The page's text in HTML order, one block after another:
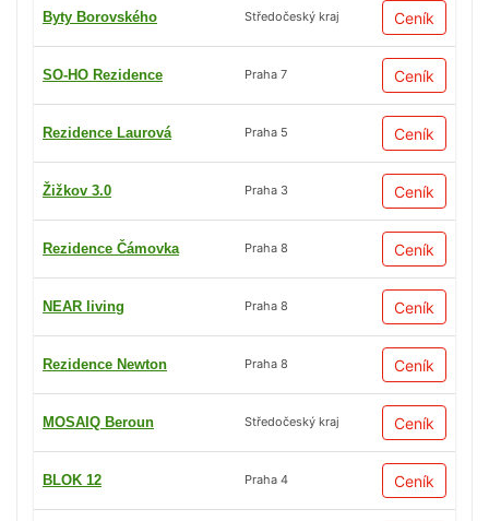
Byty Borovského Středočeský kraj Ceník
SO-HO Rezidence Praha 7 Ceník
Rezidence Laurová Praha 5 Ceník
Žižkov 3.0 Praha 3 Ceník
Rezidence Čámovka Praha 8 Ceník
NEAR living Praha 8 Ceník
Rezidence Newton Praha 8 Ceník
MOSAIQ Beroun Středočeský kraj Ceník
BLOK 12 Praha 4 Ceník